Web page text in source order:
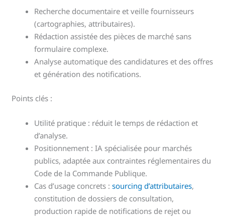
Recherche documentaire et veille fournisseurs
(cartographies, attributaires).
Rédaction assistée des pièces de marché sans
formulaire complexe.
Analyse automatique des candidatures et des offres
et génération des notifications.
Points clés :
Utilité pratique : réduit le temps de rédaction et
d’analyse.
Positionnement : IA spécialisée pour marchés
publics, adaptée aux contraintes réglementaires du
Code de la Commande Publique.
Cas d’usage concrets :sourcing d’attributaires,
constitution de dossiers de consultation,
production rapide de notifications de rejet ou